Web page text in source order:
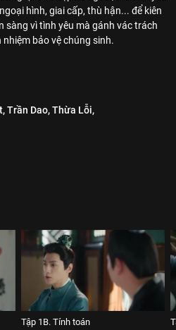
hình, giai cấp, thù hận... để kiên
sàng vì tình yêu mà gánh vác trách
bảo vệ chúng sinh.
Trần Dao,Thừa Lỗi,
Tập 1B. Tính toán